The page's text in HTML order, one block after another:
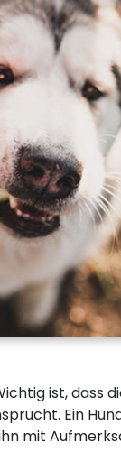
ist, dass
Ein
mit